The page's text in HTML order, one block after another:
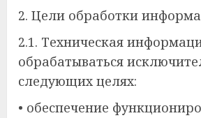
2. Цели обработки
2.1. Техническая
обрабатываться
следующих целях:
• обеспечение